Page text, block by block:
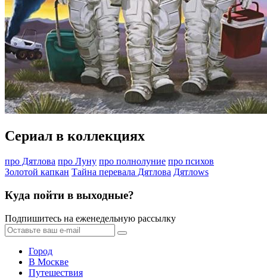
Сериал в коллекциях
про Дятлова про Луну про полнолуние про психов
Золотой капкан Тайна перевала Дятлова Дятлоws
Куда пойти в выходные?
Подпишитесь на еженедельную рассылку
Город
В Москве
Путешествия